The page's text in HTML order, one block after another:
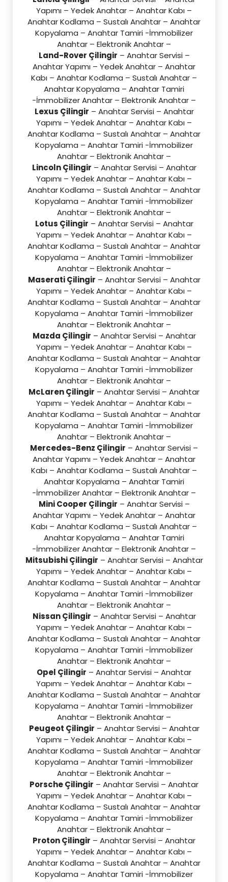
Yapımı – Yedek Anahtar – Anahtar Kabı –
Anahtar Kodlama – Sustalı Anahtar – Anahtar
Kopyalama – Anahtar Tamiri -İmmobilizer
Anahtar – Elektronik Anahtar –
Land-Rover Çilingir – Anahtar Servisi –
Anahtar Yapımı – Yedek Anahtar – Anahtar
Kabı – Anahtar Kodlama – Sustalı Anahtar –
Anahtar Kopyalama – Anahtar Tamiri
-İmmobilizer Anahtar – Elektronik Anahtar –
Lexus Çilingir – Anahtar Servisi – Anahtar
Yapımı – Yedek Anahtar – Anahtar Kabı –
Anahtar Kodlama – Sustalı Anahtar – Anahtar
Kopyalama – Anahtar Tamiri -İmmobilizer
Anahtar – Elektronik Anahtar –
Lincoln Çilingir – Anahtar Servisi – Anahtar
Yapımı – Yedek Anahtar – Anahtar Kabı –
Anahtar Kodlama – Sustalı Anahtar – Anahtar
Kopyalama – Anahtar Tamiri -İmmobilizer
Anahtar – Elektronik Anahtar –
Lotus Çilingir – Anahtar Servisi – Anahtar
Yapımı – Yedek Anahtar – Anahtar Kabı –
Anahtar Kodlama – Sustalı Anahtar – Anahtar
Kopyalama – Anahtar Tamiri -İmmobilizer
Anahtar – Elektronik Anahtar –
Maserati Çilingir – Anahtar Servisi – Anahtar
Yapımı – Yedek Anahtar – Anahtar Kabı –
Anahtar Kodlama – Sustalı Anahtar – Anahtar
Kopyalama – Anahtar Tamiri -İmmobilizer
Anahtar – Elektronik Anahtar –
Mazda Çilingir – Anahtar Servisi – Anahtar
Yapımı – Yedek Anahtar – Anahtar Kabı –
Anahtar Kodlama – Sustalı Anahtar – Anahtar
Kopyalama – Anahtar Tamiri -İmmobilizer
Anahtar – Elektronik Anahtar –
McLaren Çilingir – Anahtar Servisi – Anahtar
Yapımı – Yedek Anahtar – Anahtar Kabı –
Anahtar Kodlama – Sustalı Anahtar – Anahtar
Kopyalama – Anahtar Tamiri -İmmobilizer
Anahtar – Elektronik Anahtar –
Mercedes-Benz Çilingir – Anahtar Servisi –
Anahtar Yapımı – Yedek Anahtar – Anahtar
Kabı – Anahtar Kodlama – Sustalı Anahtar –
Anahtar Kopyalama – Anahtar Tamiri
-İmmobilizer Anahtar – Elektronik Anahtar –
Mini Cooper Çilingir – Anahtar Servisi –
Anahtar Yapımı – Yedek Anahtar – Anahtar
Kabı – Anahtar Kodlama – Sustalı Anahtar –
Anahtar Kopyalama – Anahtar Tamiri
-İmmobilizer Anahtar – Elektronik Anahtar –
Mitsubishi Çilingir – Anahtar Servisi – Anahtar
Yapımı – Yedek Anahtar – Anahtar Kabı –
Anahtar Kodlama – Sustalı Anahtar – Anahtar
Kopyalama – Anahtar Tamiri -İmmobilizer
Anahtar – Elektronik Anahtar –
Nissan Çilingir – Anahtar Servisi – Anahtar
Yapımı – Yedek Anahtar – Anahtar Kabı –
Anahtar Kodlama – Sustalı Anahtar – Anahtar
Kopyalama – Anahtar Tamiri -İmmobilizer
Anahtar – Elektronik Anahtar –
Opel Çilingir – Anahtar Servisi – Anahtar
Yapımı – Yedek Anahtar – Anahtar Kabı –
Anahtar Kodlama – Sustalı Anahtar – Anahtar
Kopyalama – Anahtar Tamiri -İmmobilizer
Anahtar – Elektronik Anahtar –
Peugeot Çilingir – Anahtar Servisi – Anahtar
Yapımı – Yedek Anahtar – Anahtar Kabı –
Anahtar Kodlama – Sustalı Anahtar – Anahtar
Kopyalama – Anahtar Tamiri -İmmobilizer
Anahtar – Elektronik Anahtar –
Porsche Çilingir – Anahtar Servisi – Anahtar
Yapımı – Yedek Anahtar – Anahtar Kabı –
Anahtar Kodlama – Sustalı Anahtar – Anahtar
Kopyalama – Anahtar Tamiri -İmmobilizer
Anahtar – Elektronik Anahtar –
Proton Çilingir – Anahtar Servisi – Anahtar
Yapımı – Yedek Anahtar – Anahtar Kabı –
Anahtar Kodlama – Sustalı Anahtar – Anahtar
Kopyalama – Anahtar Tamiri -İmmobilizer